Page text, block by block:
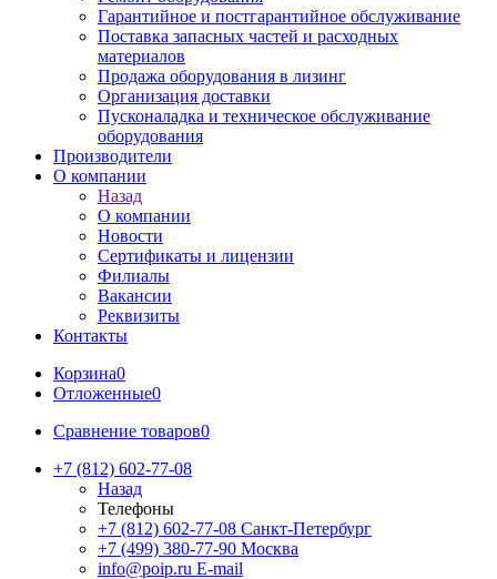
Гарантийное и постгарантийное обслуживание
Поставка запасных частей и расходных
материалов
Продажа оборудования в лизинг
Организация доставки
Пусконаладка и техническое обслуживание
оборудования
Производители
О компании
Назад
О компании
Новости
Сертификаты и лицензии
Филиалы
Вакансии
Реквизиты
Контакты
Корзина0
Отложенные0
Сравнение товаров0
+7 (812) 602-77-08
Назад
Телефоны
+7 (812) 602-77-08 Санкт-Петербург
+7 (499) 380-77-90 Москва
info@poip.ru E-mail